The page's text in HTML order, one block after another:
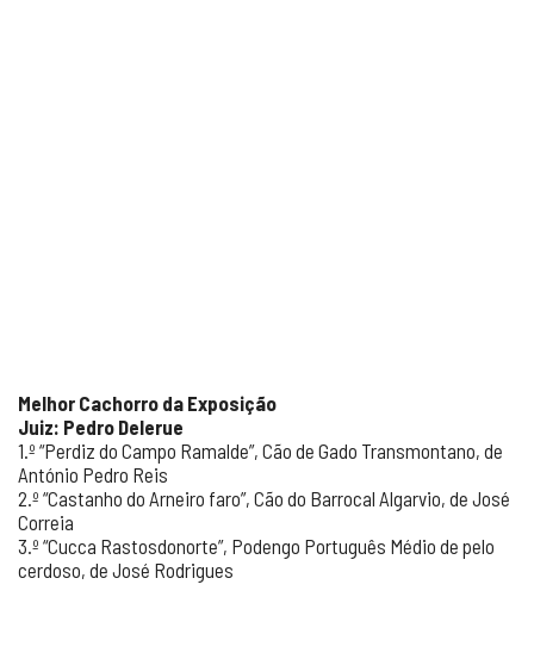
Melhor Cachorro da Exposição
Juiz: Pedro Delerue
1.º “Perdiz do Campo Ramalde”, Cão de Gado Transmontano, de
António Pedro Reis
2.º “Castanho do Arneiro faro”, Cão do Barrocal Algarvio, de José
Correia
3.º “Cucca Rastosdonorte”, Podengo Português Médio de pelo
cerdoso, de José Rodrigues